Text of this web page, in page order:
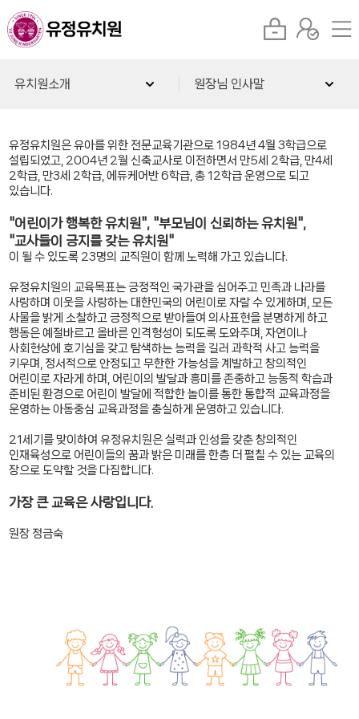
유치원소개 원장님 인사말
유정유치원은 유아를 위한 전문교육기관으로 1984년 4월 3학급으로
설립되었고, 2004년 2월 신축교사로 이전하면서 만5세 2학급, 만4세
2학급, 만3세 2학급, 에듀케어반 6학급, 총 12학급 운영으로 되고
있습니다.
"어린이가 행복한 유치원", "부모님이 신뢰하는 유치원",
"교사들이 긍지를 갖는 유치원"
이 될 수 있도록 23명의 교직원이 함께 노력해 가고 있습니다.
유정유치원의 교육목표는 긍정적인 국가관을 심어주고 민족과 나라를
사랑하며 이웃을 사랑하는 대한민국의 어린이로 자랄 수 있게하며, 모든
사물을 밝게 소찰하고 긍정적으로 받아들여 의사표현을 분명하게 하고
행동은 예절바르고 올바른 인격형성이 되도록 도와주며, 자연이나
사회현상에 호기심을 갖고 탐색하는 능력을 길러 과학적 사고 능력을
키우며, 정서적으로 안정되고 무한한 가능성을 계발하고 창의적인
어린이로 자라게 하며, 어린이의 발달과 흥미를 존중하고 능동적 학습과
준비된 환경으로 어린이 발달에 적합한 놀이를 통한 통합적 교육과정을
운영하는 아동중심 교육과정을 충실하게 운영하고 있습니다.
21세기를 맞이하여 유정유치원은 실력과 인성을 갖춘 창의적인
인재육성으로 어린이들의 꿈과 밝은 미래를 한층 더 펼칠 수 있는 교육의
장으로 도약할 것을 다짐합니다.
가장 큰 교육은 사랑입니다.
원장 정금숙